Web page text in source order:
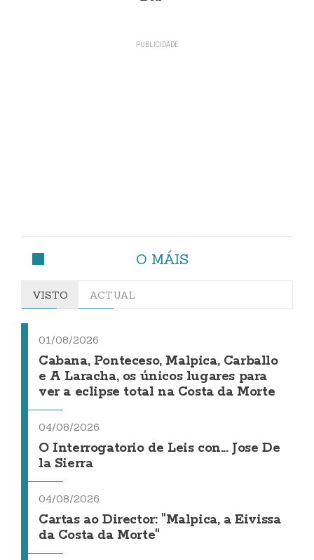
O MÁIS
VISTO ACTUAL
01/08/2026
Cabana, Ponteceso, Malpica, Carballo
e A Laracha, os únicos lugares para
ver a eclipse total na Costa da Morte
04/08/2026
O Interrogatorio de Leis con... Jose De
la Sierra
04/08/2026
Cartas ao Director: "Malpica, a Eivissa
da Costa da Morte"